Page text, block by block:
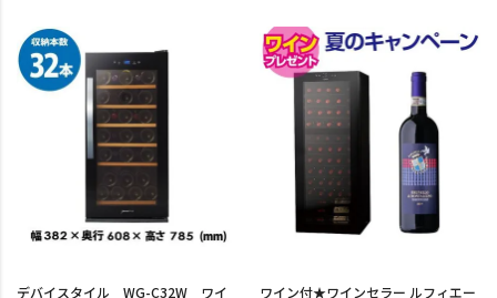
デバイスタイル WG-C32W ワイ
ワイン付★ワインセラー ルフィエー